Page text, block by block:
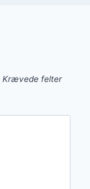
Krævede felter